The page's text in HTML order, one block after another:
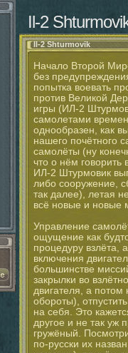
Il-2
Il-2 Shturmovik
Начало Второй
без
попытка воевать
против Великой
игры (ИЛ-2
самолетами
однообразен, как
нашего почётного
самолёты (ну
что о нём говорить
ИЛ-2 Штурмовик
либо сооружение,
так далее), летая
всё новые и новые
Управление
ощущение как
процедуру взлёта,
включения
большинстве
закрылки во
двигателя, а потом
обороты),
на себя. Это
другое и не так уж
гружёный.
по-русски их